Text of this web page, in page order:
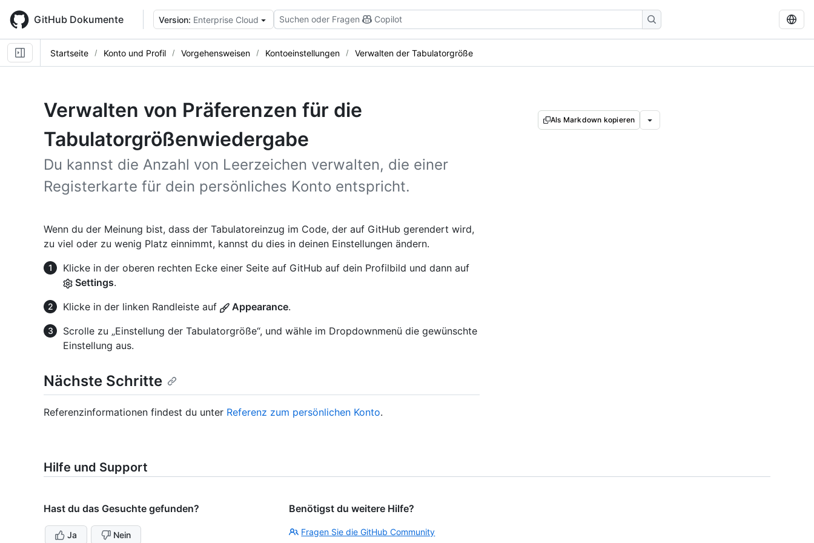
main
content
GitHub Dokumente Version: Enterprise Cloud Suchen oder Fragen Copilot
Startseite Konto und Profil Vorgehensweisen Kontoeinstellungen Verwalten der Tabulatorgröße
Verwalten von Präferenzen für die
Tabulatorgrößenwiedergabe
Du kannst die Anzahl von Leerzeichen verwalten, die einer
Registerkarte für dein persönliches Konto entspricht.
Als Markdown kopieren
Wenn du der Meinung bist, dass der Tabulatoreinzug im Code, der auf GitHub gerendert wird,
zu viel oder zu wenig Platz einnimmt, kannst du dies in deinen Einstellungen ändern.
Klicke in der oberen rechten Ecke einer Seite auf GitHub auf dein Profilbild und dann auf
Settings.
Klicke in der linken Randleiste auf
Appearance.
Scrolle zu „Einstellung der Tabulatorgröße“, und wähle im Dropdownmenü die gewünschte
Einstellung aus.
Nächste Schritte
Referenzinformationen findest du unter Referenz zum persönlichen Konto.
Hilfe und Support
Hast du das Gesuchte gefunden?
Ja Nein
Benötigst du weitere Hilfe?
Fragen Sie die GitHub Community